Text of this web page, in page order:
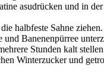
asudrücken und in
halbfeste Sahne ziehen.
Banenenpürree
Stunden kalt
Winterzucker und